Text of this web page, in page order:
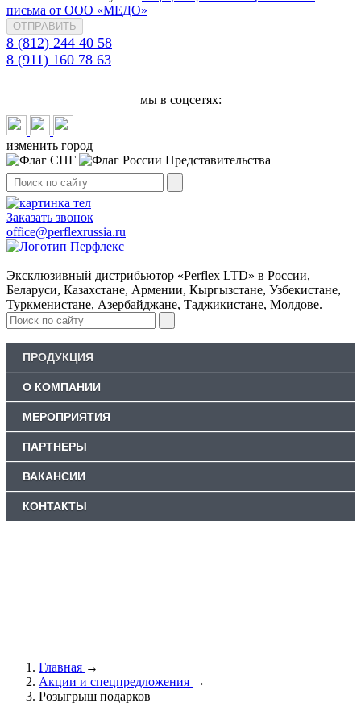
письма от ООО «МЕДО»
ОТПРАВИТЬ
8 (812) 244 40 58
8 (911) 160 78 63
мы в соцсетях:
изменить город
Представительства
Заказать звонок
office@perflexrussia.ru
Эксклюзивный дистрибьютор «Perflex LTD» в России,
Беларуси, Казахстане, Армении, Кыргызстане, Узбекистане,
Туркменистане, Азербайджане, Таджикистане, Молдове.
О КОМПАНИИ
ПРОДУКЦИЯ
МЕРОПРИЯТИЯ
ПАРТНЕРЫ
ВАКАНСИИ
КОНТАКТЫ
Главная →
Акции и спецпредложения →
Розыгрыш подарков